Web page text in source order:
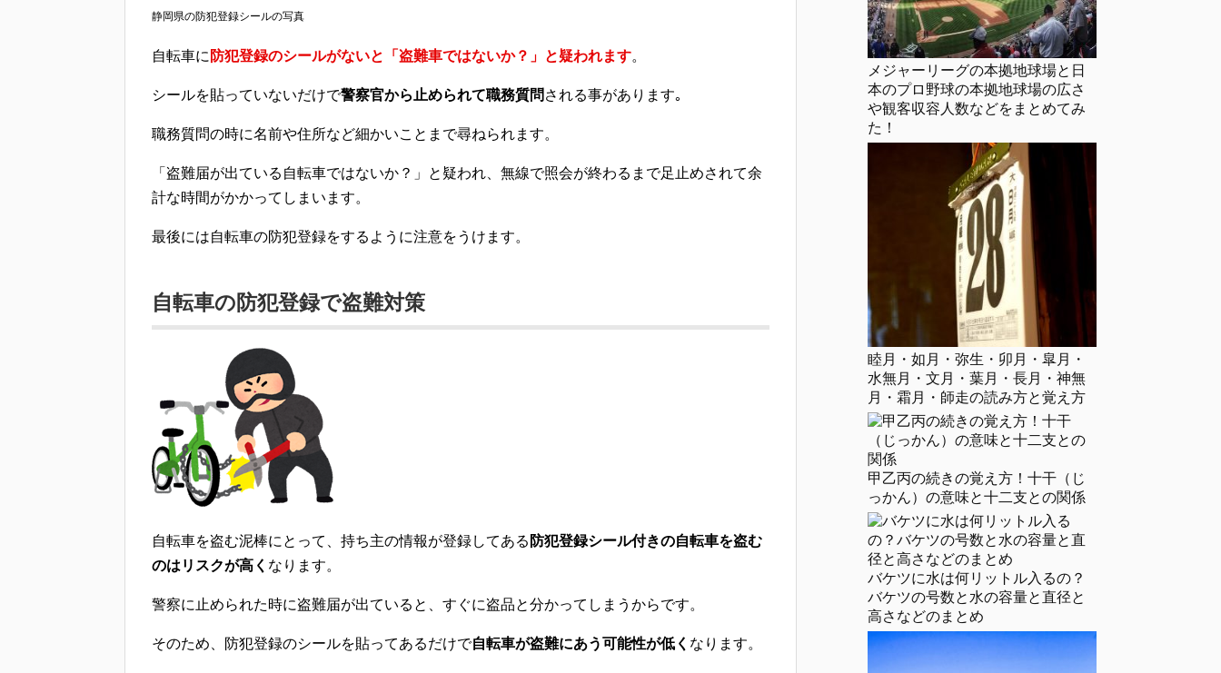
静岡県の防犯登録シールの写真
自転車に 防犯登録のシールがないと「盗難車ではないか？」と疑われます。
シールを貼っていないだけで警察官から止められて職務質問 される事があります｡
職務質問の時に名前や住所など細かいことまで尋ねられます。
「盗難届が出ている自転車ではないか？」と疑われ、無線で照会が終わるまで足止めされて余
計な時間がかかってしまいます。
最後には自転車の防犯登録をするように注意をうけます。
自転車の防犯登録で盗難対策
自転車を盗む泥棒にとって、持ち主の情報が登録してある 防犯登録シール付きの自転車を盗む
のはリスクが高く なります。
警察に止められた時に盗難届が出ていると、すぐに盗品と分かってしまうからです。
そのため、防犯登録のシールを貼ってあるだけで自転車が盗難にあう可能性が低く なります。
メジャーリーグの本拠地球場と日
本のプロ野球の本拠地球場の広さ
や観客収容人数などをまとめてみ
た！
睦月・如月・弥生・卯月・皐月・
水無月・文月・葉月・長月・神無
月・霜月・師走の読み方と覚え方
甲乙丙の続きの覚え方！十干（じ
っかん）の意味と十二支との関係
バケツに水は何リットル入るの？
バケツの号数と水の容量と直径と
高さなどのまとめ